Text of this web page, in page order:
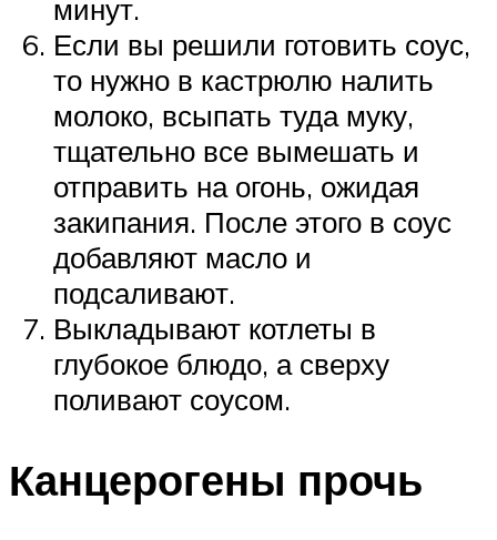
минут.
Если вы решили готовить соус,
то нужно в кастрюлю налить
молоко, всыпать туда муку,
тщательно все вымешать и
отправить на огонь, ожидая
закипания. После этого в соус
добавляют масло и
подсаливают.
Выкладывают котлеты в
глубокое блюдо, а сверху
поливают соусом.
Канцерогены прочь